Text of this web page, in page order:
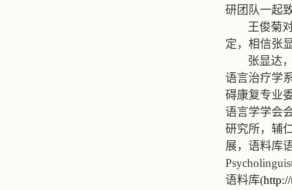
研团队一起
王俊菊
定，相信张
张显达
语言治疗学
碍康复专业
语言学学会
研究所，辅
展，语料库
语料库(